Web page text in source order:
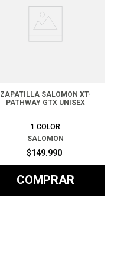
ZAPATILLA SALOMON XT-
PATHWAY GTX UNISEX
1 COLOR
SALOMON
$149.990
COMPRAR